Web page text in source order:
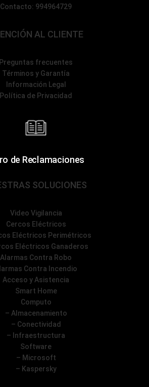
Contacto: 994964729
AL CLIENTE
Preguntas frecuentes
Términos y Garantía
Información Legal
Política de Privacidad
de Reclamaciones
SOLUCIONES
Video Vigilancia
Cercos Eléctricos
Eléctricos Perimétricos
Eléctricos Ganaderos
Alarmas Contra Robo
Contra Incendio
Acceso y Asistencia
Smart Home
Computo
– Almacenamiento
– Conectividad
– Infraestructura
Software
– Microsoft
– Kaspersky